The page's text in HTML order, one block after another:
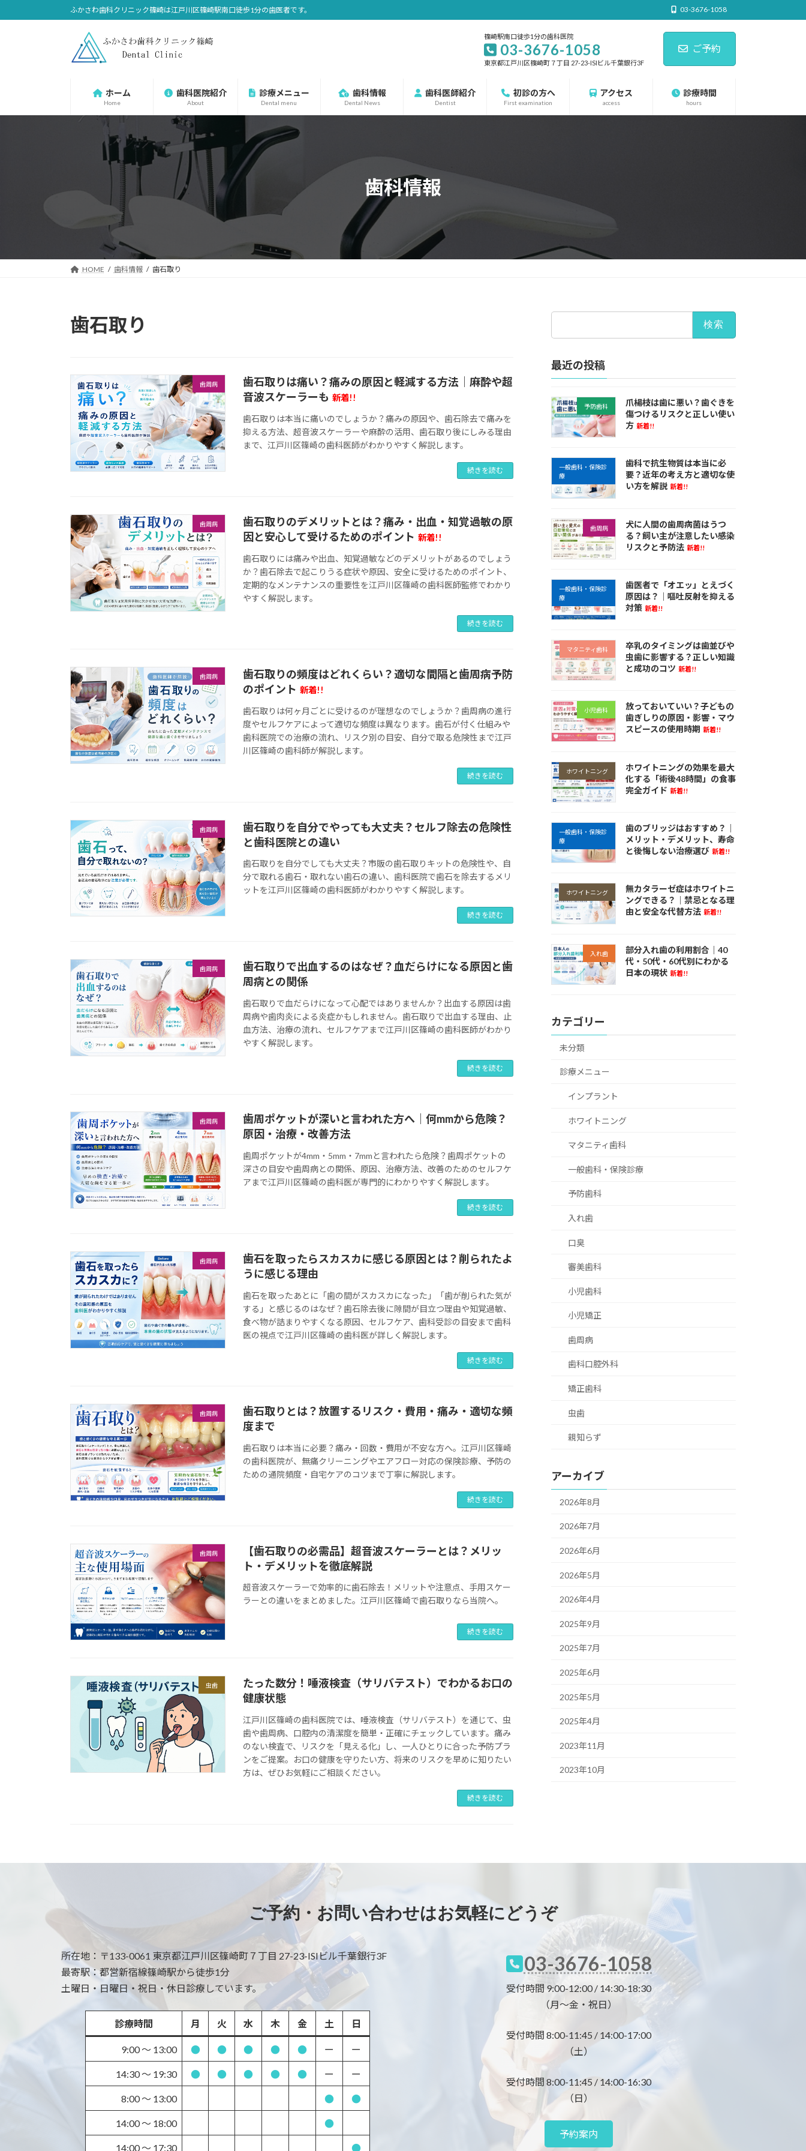
ン
ビ
ふかさわ歯科クリニック篠崎は江戸川区篠崎駅南口徒歩1分の歯医者です。 03-3676-1058
篠崎駅南口徒歩1分の歯科医院
03-3676-1058
東京都江戸川区篠崎町７丁目 27-23-ISIビル千葉銀行3F
ご予約
ホーム
Home
歯科医院紹介
About
診療メニュー
Dental menu
歯科情報
Dental News
歯科医師紹介
Dentist
初診の方へ
First examination
アクセス
access
診療時間
hours
歯科情報
HOME 歯科情報 歯石取り
歯石取り
歯周病
歯石取りは痛い？痛みの原因と軽減する方法｜麻酔や超
音波スケーラーも 新着!!
歯石取りは本当に痛いのでしょうか？痛みの原因や、歯石除去で痛みを
抑える方法、超音波スケーラーや麻酔の活用、歯石取り後にしみる理由
まで、江戸川区篠崎の歯科医師がわかりやすく解説します。
続きを読む
歯周病
歯石取りのデメリットとは？痛み・出血・知覚過敏の原
因と安心して受けるためのポイント 新着!!
歯石取りには痛みや出血、知覚過敏などのデメリットがあるのでしょう
か？歯石除去で起こりうる症状や原因、安全に受けるためのポイント、
定期的なメンテナンスの重要性を江戸川区篠崎の歯科医師監修でわかり
やすく解説します。
続きを読む
歯周病
歯石取りの頻度はどれくらい？適切な間隔と歯周病予防
のポイント 新着!!
歯石取りは何ヶ月ごとに受けるのが理想なのでしょうか？歯周病の進行
度やセルフケアによって適切な頻度は異なります。歯石が付く仕組みや
歯科医院での治療の流れ、リスク別の目安、自分で取る危険性まで江戸
川区篠崎の歯科師が解説します。
続きを読む
歯周病
歯石取りを自分でやっても大丈夫？セルフ除去の危険性
と歯科医院との違い
歯石取りを自分でしても大丈夫？市販の歯石取りキットの危険性や、自
分で取れる歯石・取れない歯石の違い、歯科医院で歯石を除去するメリ
ットを江戸川区篠崎の歯科医師がわかりやすく解説します。
続きを読む
歯周病
歯石取りで出血するのはなぜ？血だらけになる原因と歯
周病との関係
歯石取りで血だらけになって心配ではありませんか？出血する原因は歯
周病や歯肉炎による炎症かもしれません。歯石取りで出血する理由、止
血方法、治療の流れ、セルフケアまで江戸川区篠崎の歯科医師がわかり
やすく解説します。
続きを読む
歯周病
歯周ポケットが深いと言われた方へ｜何mmから危険？
原因・治療・改善方法
歯周ポケットが4mm・5mm・7mmと言われたら危険？歯周ポケットの
深さの目安や歯周病との関係、原因、治療方法、改善のためのセルフケ
アまで江戸川区篠崎の歯科医が専門的にわかりやすく解説します。
続きを読む
歯周病
歯石を取ったらスカスカに感じる原因とは？削られたよ
うに感じる理由
歯石を取ったあとに「歯の間がスカスカになった」「歯が削られた気が
する」と感じるのはなぜ？歯石除去後に隙間が目立つ理由や知覚過敏、
食べ物が詰まりやすくなる原因、セルフケア、歯科受診の目安まで歯科
医の視点で江戸川区篠崎の歯科医が詳しく解説します。
続きを読む
歯周病
歯石取りとは？放置するリスク・費用・痛み・適切な頻
度まで
歯石取りは本当に必要？痛み・回数・費用が不安な方へ。江戸川区篠崎
の歯科医院が、無痛クリーニングやエアフロー対応の保険診療、予防の
ための通院頻度・自宅ケアのコツまで丁寧に解説します。
続きを読む
歯周病
【歯石取りの必需品】超音波スケーラーとは？メリッ
ト・デメリットを徹底解説
超音波スケーラーで効率的に歯石除去！メリットや注意点、手用スケー
ラーとの違いをまとめました。江戸川区篠崎で歯石取りなら当院へ。
続きを読む
虫歯
たった数分！唾液検査（サリバテスト）でわかるお口の
健康状態
江戸川区篠崎の歯科医院では、唾液検査（サリバテスト）を通じて、虫
歯や歯周病、口腔内の清潔度を簡単・正確にチェックしています。痛み
のない検査で、リスクを「見える化」し、一人ひとりに合った予防プラ
ンをご提案。お口の健康を守りたい方、将来のリスクを早めに知りたい
方は、ぜひお気軽にご相談ください。
続きを読む
最近の投稿
予防歯科
爪楊枝は歯に悪い？歯ぐきを
傷つけるリスクと正しい使い
方 新着!!
一般歯科・保険診
療
歯科で抗生物質は本当に必
要？近年の考え方と適切な使
い方を解説 新着!!
歯周病
犬に人間の歯周病菌はうつ
る？飼い主が注意したい感染
リスクと予防法 新着!!
一般歯科・保険診
療
歯医者で「オエッ」とえづく
原因は？｜嘔吐反射を抑える
対策 新着!!
マタニティ歯科
卒乳のタイミングは歯並びや
虫歯に影響する？正しい知識
と成功のコツ 新着!!
小児歯科
放っておいていい？子どもの
歯ぎしりの原因・影響・マウ
スピースの使用時期 新着!!
ホワイトニング
ホワイトニングの効果を最大
化する「術後48時間」の食事
完全ガイド 新着!!
一般歯科・保険診
療
歯のブリッジはおすすめ？｜
メリット・デメリット、寿命
と後悔しない治療選び 新着!!
ホワイトニング
無カタラーゼ症はホワイトニ
ングできる？｜禁忌となる理
由と安全な代替方法 新着!!
入れ歯
部分入れ歯の利用割合｜40
代・50代・60代別にわかる
日本の現状 新着!!
カテゴリー
未分類
診療メニュー
インプラント
ホワイトニング
マタニティ歯科
一般歯科・保険診療
予防歯科
入れ歯
口臭
審美歯科
小児歯科
小児矯正
歯周病
歯科口腔外科
矯正歯科
虫歯
親知らず
アーカイブ
2026年8月
2026年7月
2026年6月
2026年5月
2026年4月
2025年9月
2025年7月
2025年6月
2025年5月
2025年4月
2023年11月
2023年10月
ご予約・お問い合わせはお気軽にどうぞ
所在地： 〒133-0061 東京都江戸川区篠崎町７丁目 27-23-ISIビル千葉銀行3F
最寄駅：都営新宿線篠崎駅から徒歩1分
土曜日・日曜日・祝日・休日診療しています。
診療時間 月 火 水 木 金 土 日
9:00 〜 13:00 ● ● ● ● ● ー ー
14:30 〜 19:30 ● ● ● ● ● ー ー
8:00 〜 13:00 ● ●
14:00 〜 18:00 ●
14:00 〜 17:30 ●
03-3676-1058
受付時間 9:00-12:00 / 14:30-18:30
（月～金・祝日）
受付時間 8:00-11:45 / 14:00-17:00
（土）
受付時間 8:00-11:45 / 14:00-16:30
（日）
予約案内